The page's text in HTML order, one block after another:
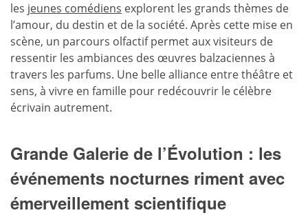
les jeunes comédiens explorent les grands thèmes de
l’amour, du destin et de la société. Après cette mise en
scène, un parcours olfactif permet aux visiteurs de
ressentir les ambiances des œuvres balzaciennes à
travers les parfums. Une belle alliance entre théâtre et
sens, à vivre en famille pour redécouvrir le célèbre
écrivain autrement.
Grande Galerie de l’Évolution : les
événements nocturnes riment avec
émerveillement scientifique